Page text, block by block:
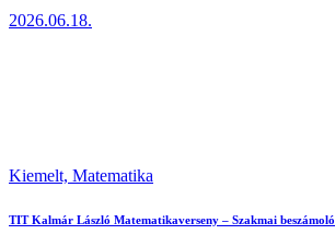
2026.06.18.
Kiemelt, Matematika
TIT Kalmár László Matematikaverseny – Szakmai beszámoló